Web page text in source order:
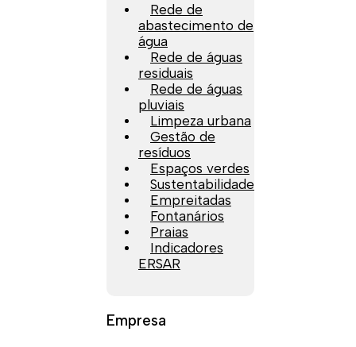
Rede de
abastecimento de
água
Rede de águas
residuais
Rede de águas
pluviais
Limpeza urbana
Gestão de
resíduos
Espaços verdes
Sustentabilidade
Empreitadas
Fontanários
Praias
Indicadores
ERSAR
Empresa